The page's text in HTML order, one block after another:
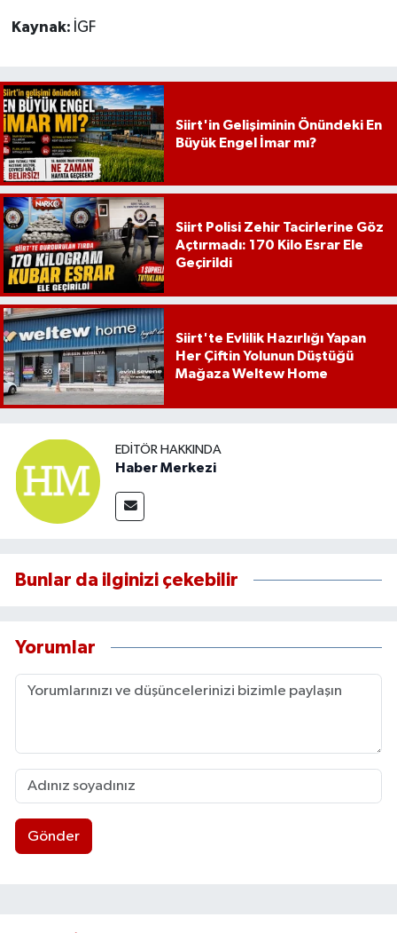
Kaynak: İGF
Siirt'in Gelişiminin Önündeki En
Büyük Engel İmar mı?
Siirt Polisi Zehir Tacirlerine Göz
Açtırmadı: 170 Kilo Esrar Ele
Geçirildi
Siirt'te Evlilik Hazırlığı Yapan
Her Çiftin Yolunun Düştüğü
Mağaza Weltew Home
EDITÖR HAKKINDA
Haber Merkezi
Bunlar da ilginizi çekebilir
Yorumlar
Gönder